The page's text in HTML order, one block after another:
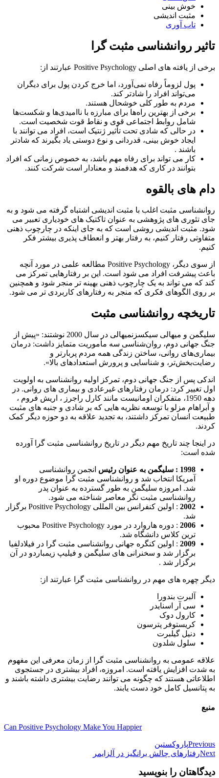
خوش بینی
مثبت اندیشی
تاب آوری
تاثیر روانشناسی مثبت گرا
برخی از یافته های اصلی Positive Psychology عبارتند از:
پول لزوماً رفاه نمی‌آورد، اما خرج کردن پول برای دیگران
می‌تواند افراد را شادتر کند.
مردم به طور کلی خوشحال هستند.
برخی از بهترین راه‌ها برای مبارزه با ناامیدی‌ها و شکست‌ها
شامل روابط اجتماعی قوی و نقاط قوت شخصیت است.
در حالی که شادی تحت تأثیر ژنتیک است، افراد می توانند با
ایجاد خوش بینی، قدردانی و نوع دوستی یاد بگیرند که شادتر
باشند .
کار می تواند برای رفاه مهم باشد، به خصوص زمانی که افراد
بتوانند در کاری که هدفمند و معنادار است شرکت کنند.
دام های بالقوه
روانشناسی مثبت اغلب با مثبت اندیشی اشتباه گرفته می شود و به
جای تئوری های پژوهشی به عنوان تاکتیک های خودیاری تعبیر می
شود. مثبت اندیشی روشی است که به جای اینکه در چارچوب ذهنی
متفاوتی رفتار کنیم، به رفتار بهتر و انعطاف پذیری بیشتر فکر
کنیم.
از سوی دیگر، Positive Psychology مطالعه علمی در مورد آنچه
باعث پیشرفت افراد می شود است. این بر رفتارهایی تمرکز می
کند که می تواند به یک چارچوب ذهنی بهینه تر منجر شود و همچنین
بر روی الگوهای فکری که منجر به رفتارهای کاربردی تر می شود.
تاریخچه روانشناسی مثبت
سلیگمن و میهالی سیکسزنمیهالی در سال 2000 نوشتند: «پیش از
جنگ جهانی دوم، روان‌شناسی سه مأموریت متمایز داشت: درمان
بیماری‌های روانی، ساختن زندگی همه مردم پربارتر و
رضایت‌بخش‌تر، و شناسایی و پرورش استعدادهای بالا».
اندکی پس از جنگ جهانی دوم، تمرکز اولیه روانشناسی به اولویت
اول تغییر کرد: درمان رفتارهای غیرعادی و بیماری های روانی. در
دهه 1950، متفکران اومانیست مانند کارل راجرز ، اریش فروم ،
و آبراهام مزلو با توسعه نظریه هایی که بر شادی و جنبه های مثبت
طبیعت انسان تمرکز داشتند، به تجدید علاقه به دو حوزه دیگر کمک
کردند.
در اینجا چند تاریخ مهم دیگر در تاریخ روانشناسی مثبت گرا آورده
شده است:
1998 : سلیگمن به عنوان رئیس
انجمن روانشناسی
آمریکا انتخاب شد و روانشناسی مثبت گرا موضوع دوره او
شد. امروزه سلیگمن به طور گسترده به عنوان پدر
روانشناسی مثبت نگر معاصر شناخته می شود.
2002
: اولین کنفرانس بین المللی Positive Psychology برگزار
شد.
2006
: دوره هاروارد در مورد Positive Psychology محبوب
ترین کلاس دانشگاه شد.
2009 : اولین کنگره جهانی روانشناسی مثبت گرا در فیلادلفیا
برگزار شد و سخنرانی های سلیگمن و فیلیپ زیمباردو در آن
برگزار شد .
دیگر چهره های مهم در روانشناسی مثبت گرا عبارتند از:
آلبرت بندورا
سی آر اسنایدر
کارول دوک
کریستوفر پترسون
دنیل گیلبرت
سلول شلدون
علاقه عمومی به روانشناسی مثبت گرا از زمان معرفی این مفهوم
به شدت افزایش یافته است. امروزه، افراد بیشتری در جستجوی
اطلاعاتی هستند که چگونه می توانند رضایت بیشتری داشته باشند و
به پتانسیل کامل خود دست یابند.
منبع
Can Positive Psychology Make You Happier
راهبری
نوشته
Previousپاروکستین
Nextرفتارهای چالش برانگیز در آلزایمر
دیدگاهتان را بنویسید